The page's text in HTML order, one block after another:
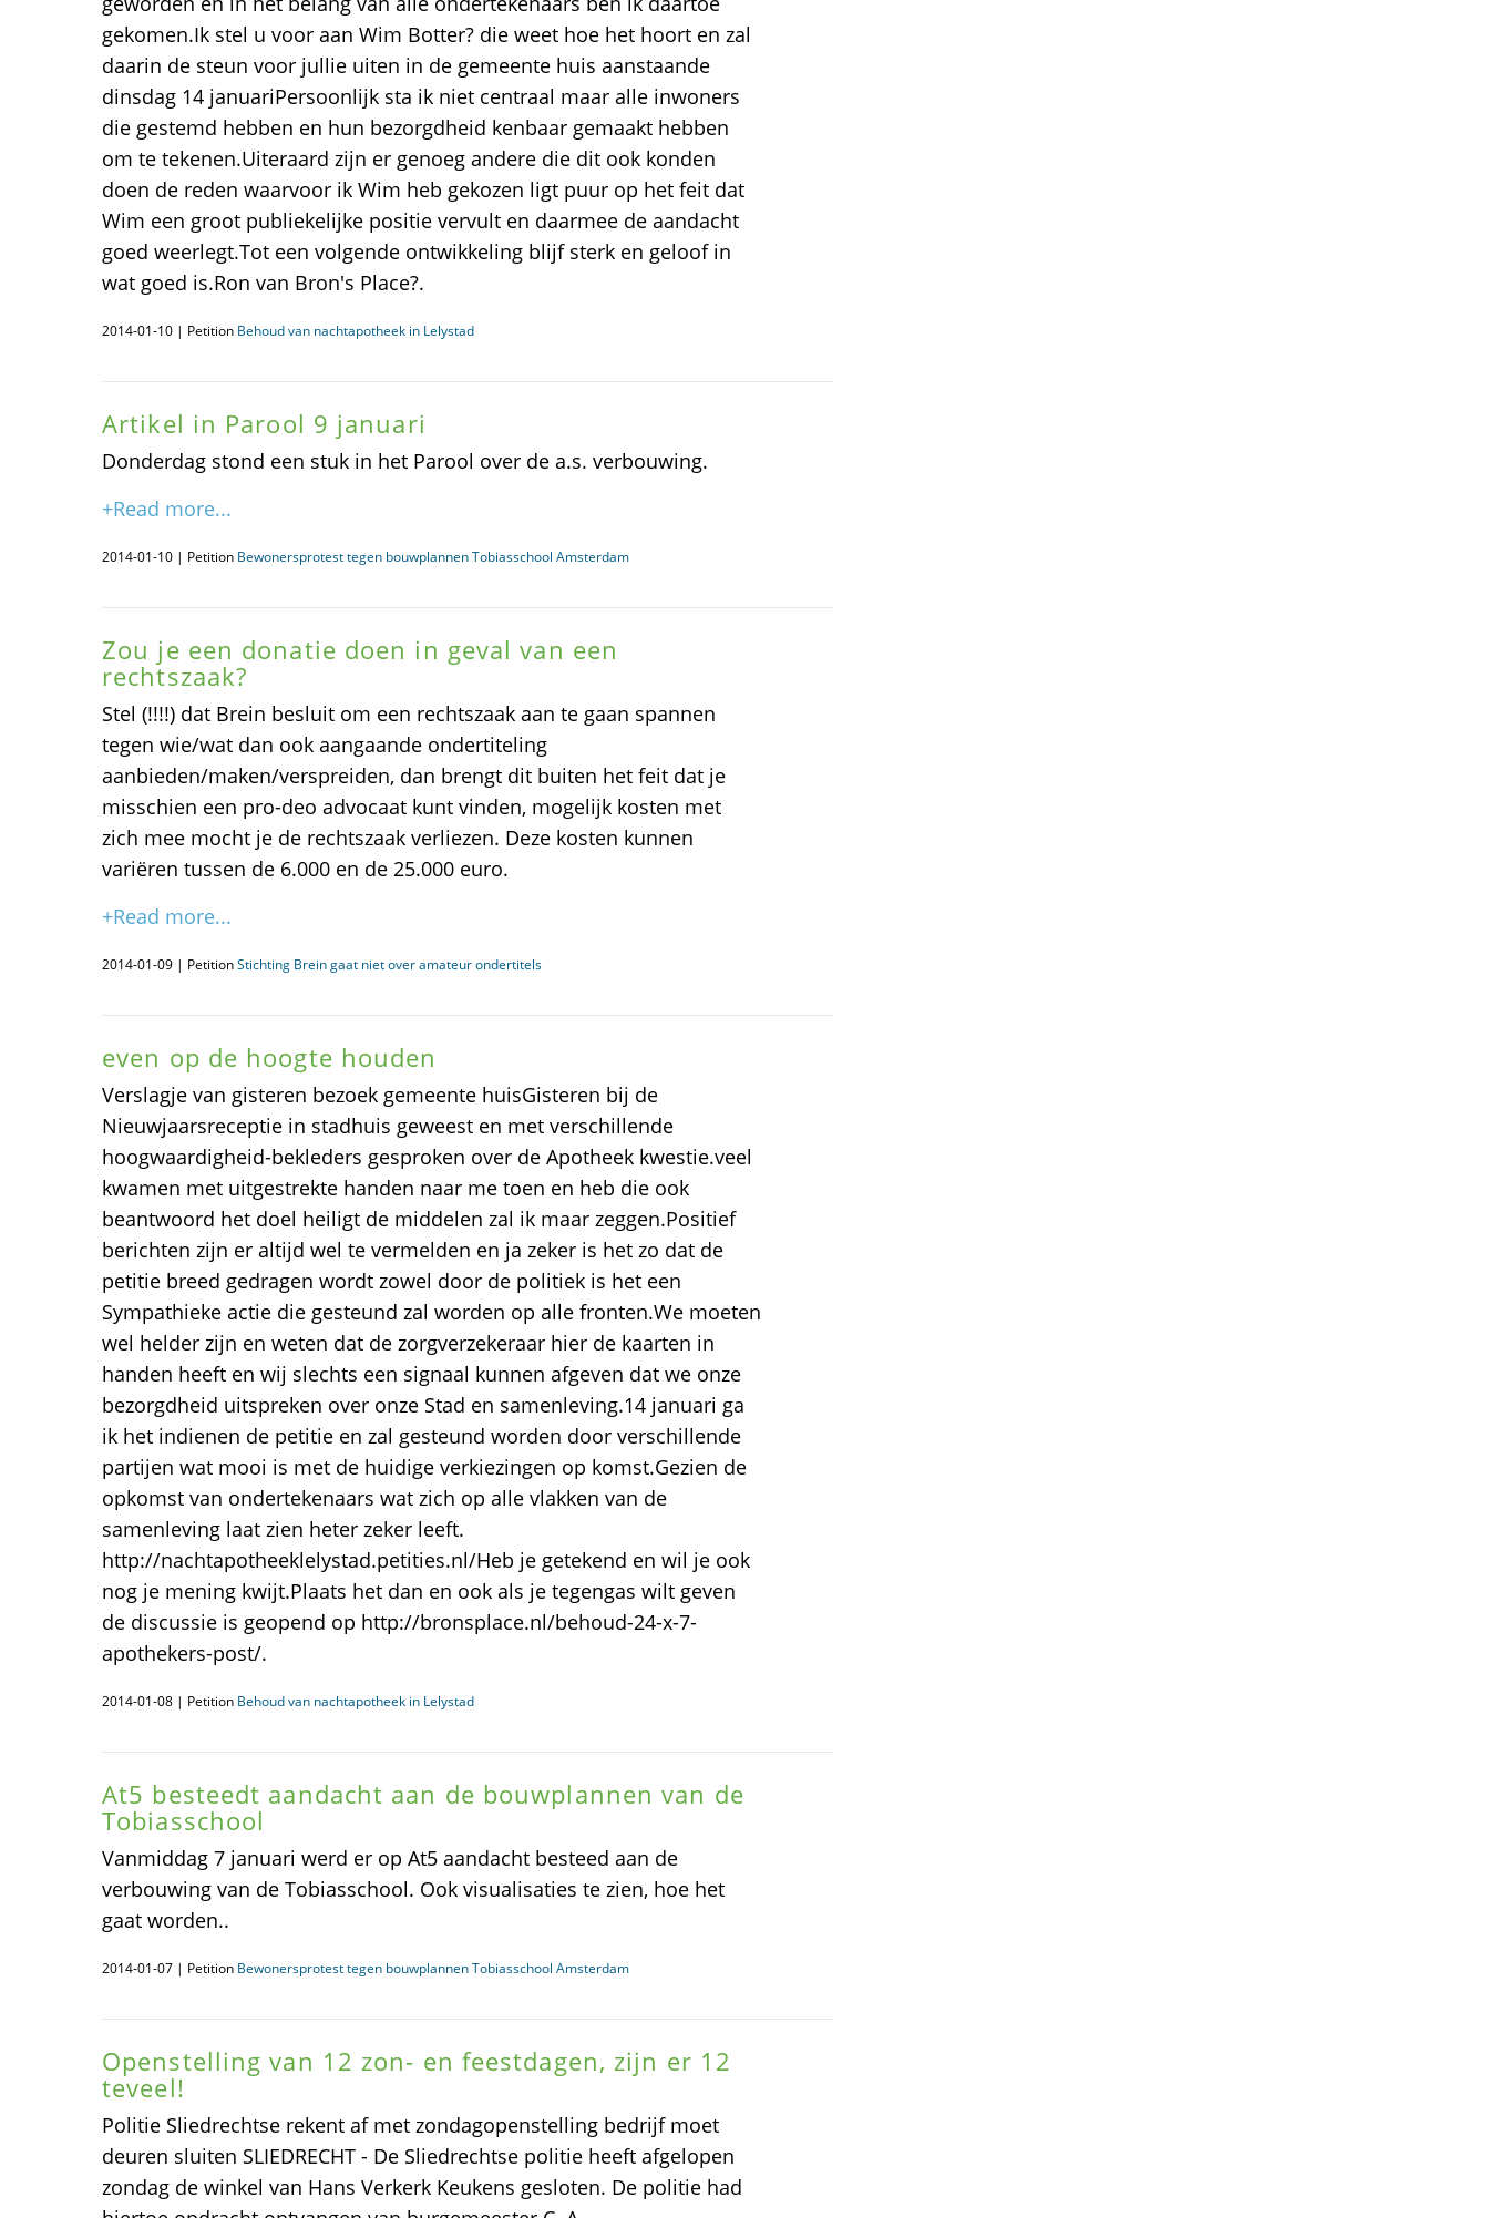
gekomen.Ik stel u voor aan Wim Botter? die weet hoe het hoort en zal
daarin de steun voor jullie uiten in de gemeente huis aanstaande
dinsdag 14 januariPersoonlijk sta ik niet centraal maar alle inwoners
die gestemd hebben en hun bezorgdheid kenbaar gemaakt hebben
om te tekenen.Uiteraard zijn er genoeg andere die dit ook konden
doen de reden waarvoor ik Wim heb gekozen ligt puur op het feit dat
Wim een groot publiekelijke positie vervult en daarmee de aandacht
goed weerlegt.Tot een volgende ontwikkeling blijf sterk en geloof in
wat goed is.Ron van Bron's Place?.
2014-01-10 | Petition Behoud van nachtapotheek in Lelystad
Artikel in Parool 9 januari
Donderdag stond een stuk in het Parool over de a.s. verbouwing.
+Read more...
2014-01-10 | Petition Bewonersprotest tegen bouwplannen Tobiasschool Amsterdam
Zou je een donatie doen in geval van een
rechtszaak?
Stel (!!!!) dat Brein besluit om een rechtszaak aan te gaan spannen
tegen wie/wat dan ook aangaande ondertiteling
aanbieden/maken/verspreiden, dan brengt dit buiten het feit dat je
misschien een pro-deo advocaat kunt vinden, mogelijk kosten met
zich mee mocht je de rechtszaak verliezen. Deze kosten kunnen
variëren tussen de 6.000 en de 25.000 euro.
+Read more...
2014-01-09 | PetitionStichting Brein gaat niet over amateur ondertitels
even op de hoogte houden
Verslagje van gisteren bezoek gemeente huisGisteren bij de
Nieuwjaarsreceptie in stadhuis geweest en met verschillende
hoogwaardigheid-bekleders gesproken over de Apotheek kwestie.veel
kwamen met uitgestrekte handen naar me toen en heb die ook
beantwoord het doel heiligt de middelen zal ik maar zeggen.Positief
berichten zijn er altijd wel te vermelden en ja zeker is het zo dat de
petitie breed gedragen wordt zowel door de politiek is het een
Sympathieke actie die gesteund zal worden op alle fronten.We moeten
wel helder zijn en weten dat de zorgverzekeraar hier de kaarten in
handen heeft en wij slechts een signaal kunnen afgeven dat we onze
bezorgdheid uitspreken over onze Stad en samenleving.14 januari ga
ik het indienen de petitie en zal gesteund worden door verschillende
partijen wat mooi is met de huidige verkiezingen op komst.Gezien de
opkomst van ondertekenaars wat zich op alle vlakken van de
samenleving laat zien heter zeker leeft.
http://nachtapotheeklelystad.petities.nl/Heb je getekend en wil je ook
nog je mening kwijt.Plaats het dan en ook als je tegengas wilt geven
de discussie is geopend op http://bronsplace.nl/behoud-24-x-7-
apothekers-post/.
2014-01-08 | Petition Behoud van nachtapotheek in Lelystad
At5 besteedt aandacht aan de bouwplannen van de
Tobiasschool
Vanmiddag 7 januari werd er op At5 aandacht besteed aan de
verbouwing van de Tobiasschool. Ook visualisaties te zien, hoe het
gaat worden..
2014-01-07 | Petition Bewonersprotest tegen bouwplannen Tobiasschool Amsterdam
Openstelling van 12 zon- en feestdagen, zijn er 12
teveel!
Politie Sliedrechtse rekent af met zondagopenstelling bedrijf moet
deuren sluiten SLIEDRECHT - De Sliedrechtse politie heeft afgelopen
zondag de winkel van Hans Verkerk Keukens gesloten. De politie had